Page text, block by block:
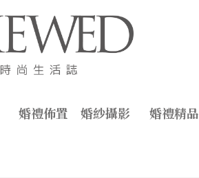
婚禮佈置 婚紗攝影 婚禮精品